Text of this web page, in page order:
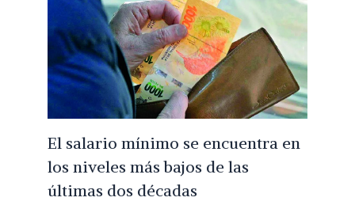
El salario mínimo se encuentra en
los niveles más bajos de las
últimas dos décadas